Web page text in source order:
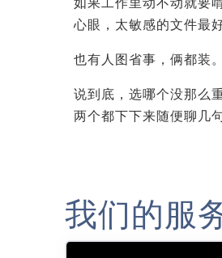
心眼，太敏感的文件最
也有人图省事，俩都装
说到底，选哪个没那么
两个都下下来随便聊几
我们的服